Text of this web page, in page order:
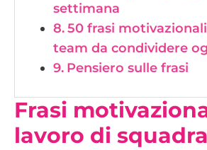
settimana
50 frasi
team da condividere
Pensiero sulle frasi
Frasi
lavoro di squadra